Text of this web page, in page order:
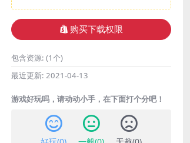
购买下载权限
包含资源: (1个)
最近更新: 2021-04-13
游戏好玩吗，请动动小手，在下面打个分吧！